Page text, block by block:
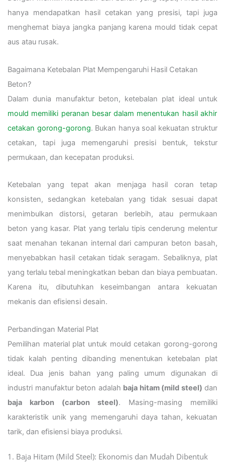
hanya mendapatkan hasil cetakan yang presisi, tapi juga
menghemat biaya jangka panjang karena mould tidak cepat
aus atau rusak.
Bagaimana Ketebalan Plat Mempengaruhi Hasil Cetakan
Beton?
Dalam dunia manufaktur beton, ketebalan plat ideal untuk
mould memiliki peranan besar dalam menentukan hasil akhir
cetakan gorong-gorong. Bukan hanya soal kekuatan struktur
cetakan, tapi juga memengaruhi presisi bentuk, tekstur
permukaan, dan kecepatan produksi.
Ketebalan yang tepat akan menjaga hasil coran tetap
konsisten, sedangkan ketebalan yang tidak sesuai dapat
menimbulkan distorsi, getaran berlebih, atau permukaan
beton yang kasar. Plat yang terlalu tipis cenderung melentur
saat menahan tekanan internal dari campuran beton basah,
menyebabkan hasil cetakan tidak seragam. Sebaliknya, plat
yang terlalu tebal meningkatkan beban dan biaya pembuatan.
Karena itu, dibutuhkan keseimbangan antara kekuatan
mekanis dan efisiensi desain.
Perbandingan Material Plat
Pemilihan material plat untuk mould cetakan gorong-gorong
tidak kalah penting dibanding menentukan ketebalan plat
ideal. Dua jenis bahan yang paling umum digunakan di
industri manufaktur beton adalah baja hitam (mild steel) dan
baja karbon (carbon steel). Masing-masing memiliki
karakteristik unik yang memengaruhi daya tahan, kekuatan
tarik, dan efisiensi biaya produksi.
1. Baja Hitam (Mild Steel): Ekonomis dan Mudah Dibentuk